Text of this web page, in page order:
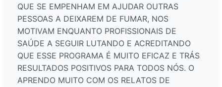
QUE SE EMPENHAM EM AJUDAR OUTRAS
PESSOAS A DEIXAREM DE FUMAR, NOS
MOTIVAM ENQUANTO PROFISSIONAIS DE
SAÚDE A SEGUIR LUTANDO E ACREDITANDO
QUE ESSE PROGRAMA É MUITO EFICAZ E TRÁS
RESULTADOS POSITIVOS PARA TODOS NÓS. O
APRENDO MUITO COM OS RELATOS DE